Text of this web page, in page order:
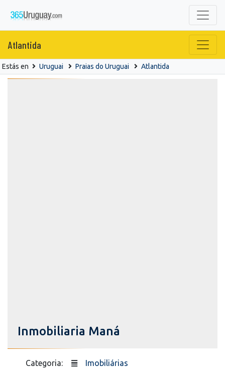
Atlantida
Estás en Uruguai Praias do Uruguai Atlantida
Inmobiliaria Maná
Categoria: Imobiliárias